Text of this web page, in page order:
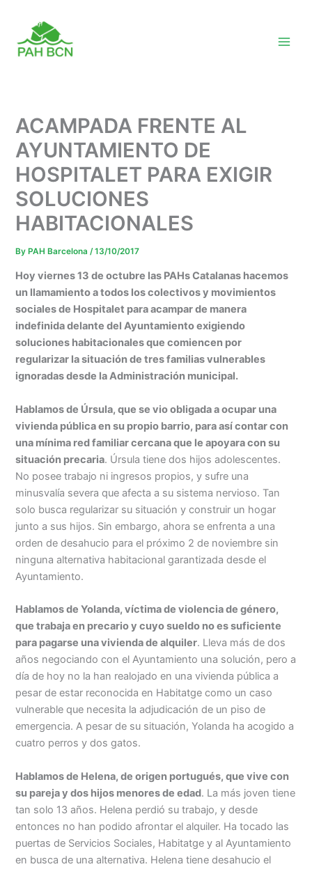
content
ACAMPADA FRENTE AL
AYUNTAMIENTO DE
HOSPITALET PARA EXIGIR
SOLUCIONES
HABITACIONALES
By PAH Barcelona/13/10/2017
Hoy viernes 13 de octubre las PAHs Catalanas hacemos
un llamamiento a todos los colectivos y movimientos
sociales de Hospitalet para acampar de manera
indefinida delante del Ayuntamiento exigiendo
soluciones habitacionales que comiencen por
regularizar la situación de tres familias vulnerables
ignoradas desde la Administración municipal.
Hablamos de Úrsula, que se vio obligada a ocupar una
vivienda pública en su propio barrio, para así contar con
una mínima red familiar cercana que le apoyara con su
situación precaria. Úrsula tiene dos hijos adolescentes.
No posee trabajo ni ingresos propios, y sufre una
minusvalía severa que afecta a su sistema nervioso. Tan
solo busca regularizar su situación y construir un hogar
junto a sus hijos. Sin embargo, ahora se enfrenta a una
orden de desahucio para el próximo 2 de noviembre sin
ninguna alternativa habitacional garantizada desde el
Ayuntamiento.
Hablamos de Yolanda, víctima de violencia de género,
que trabaja en precario y cuyo sueldo no es suficiente
para pagarse una vivienda de alquiler. Lleva más de dos
años negociando con el Ayuntamiento una solución, pero a
día de hoy no la han realojado en una vivienda pública a
pesar de estar reconocida en Habitatge como un caso
vulnerable que necesita la adjudicación de un piso de
emergencia. A pesar de su situación, Yolanda ha acogido a
cuatro perros y dos gatos.
Hablamos de Helena, de origen portugués, que vive con
su pareja y dos hijos menores de edad. La más joven tiene
tan solo 13 años. Helena perdió su trabajo, y desde
entonces no han podido afrontar el alquiler. Ha tocado las
puertas de Servicios Sociales, Habitatge y al Ayuntamiento
en busca de una alternativa. Helena tiene desahucio el